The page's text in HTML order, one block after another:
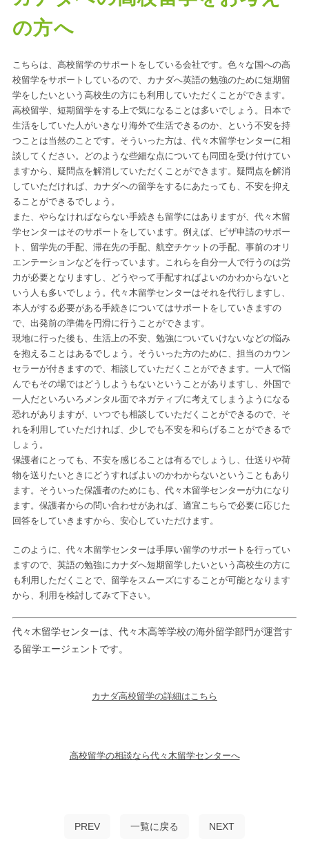
の方へ
こちらは、高校留学のサポートをしている会社です。色々な国への高
校留学をサポートしているので、 カナダへ英語の勉強のために短期留
学をしたいという高校生の方にも利用していただくことができます。
高校留学、短期留学をする上で気になることは多いでしょう。日本で
生活をしていた人がいきなり海外で生活できるのか、という不安を持
つことは当然のことです。そういった方は、代々木留学センターに相
談してください。どのような些細な点についても同団を受け付けてい
ますから、疑問点を解消していただくことができます。疑問点を解消
していただければ、カナダへの留学をするにあたっても、不安を抑え
ることができるでしょう。
また、やらなければならない手続きも留学にはありますが、代々木留
学センターはそのサポートをしています。例えば、ビザ申請のサポー
ト、留学先の手配、滞在先の手配、航空チケットの手配、事前のオリ
エンテーションなどを行っています。これらを自分一人で行うのは労
力が必要となりますし、どうやって手配すればよいのかわからないと
いう人も多いでしょう。代々木留学センターはそれを代行しますし、
本人がする必要がある手続きについてはサポートをしていきますの
で、出発前の準備を円滑に行うことができます。
現地に行った後も、生活上の不安、勉強についていけないなどの悩み
を抱えることはあるでしょう。そういった方のために、担当のカウン
セラーが付きますので、相談していただくことができます。一人で悩
んでもその場ではどうしようもないということがありますし、外国で
一人だといろいろメンタル面でネガティブに考えてしまうようになる
恐れがありますが、いつでも相談していただくことができるので、そ
れを利用していただければ、少しでも不安を和らげることができるで
しょう。
保護者にとっても、不安を感じることは有るでしょうし、仕送りや荷
物を送りたいときにどうすればよいのかわからないということもあり
ます。そういった保護者のためにも、代々木留学センターが力になり
ます。保護者からの問い合わせがあれば、適宜こちらで必要に応じた
回答をしていきますから、安心していただけます。
このように、代々木留学センターは手厚い留学のサポートを行ってい
ますので、英語の勉強にカナダへ短期留学したいという高校生の方に
も利用しただくことで、留学をスムーズにすることが可能となります
から、利用を検討してみて下さい。
代々木留学センターは、代々木高等学校の海外留学部門が運営す
る留学エージェントです。
カナダ高校留学の詳細はこちら
高校留学の相談なら代々木留学センターへ
PREV 一覧に戻る NEXT